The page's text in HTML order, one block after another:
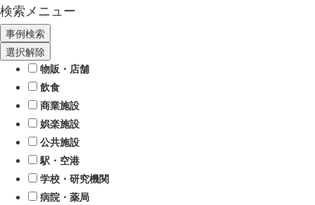
検索メニュー
選択解除
物販・店舗
飲食
商業施設
娯楽施設
公共施設
駅・空港
学校・研究機関
病院・薬局